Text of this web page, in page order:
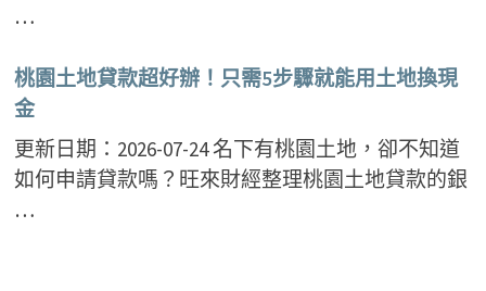
…
桃園土地貸款超好辦！只需5步驟就能用土地換現
金
更新日期：2026-07-24 名下有桃園土地，卻不知道
如何申請貸款嗎？旺來財經整理桃園土地貸款的銀
…